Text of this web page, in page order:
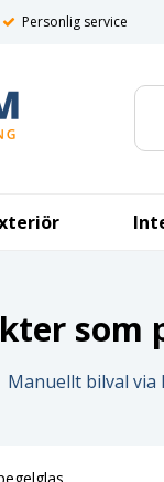
Personlig service
som
Manuellt bilval via